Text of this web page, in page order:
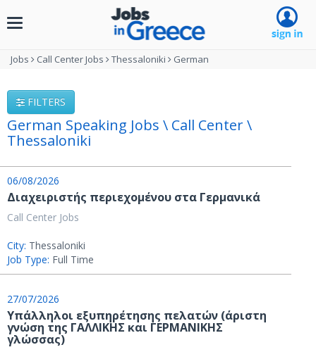
Toggle
Jobs Call Center Jobs Thessaloniki German
FILTERS
German Speaking Jobs \ Call Center \
Thessaloniki
06/08/2026
Διαχειριστής περιεχομένου στα Γερμανικά
Call Center Jobs
City: Thessaloniki
Job Type: Full Time
27/07/2026
Υπάλληλοι εξυπηρέτησης πελατών (άριστη
γνώση της ΓΑΛΛΙΚΗΣ και ΓΕΡΜΑΝΙΚΗΣ
γλώσσας)